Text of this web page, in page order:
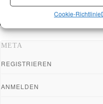
Cookie-Richtlinie
META
REGISTRIEREN
ANMELDEN